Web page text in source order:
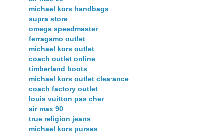
michael kors handbags
supra store
omega speedmaster
ferragamo outlet
michael kors outlet
coach outlet online
timberland boots
michael kors outlet clearance
coach factory outlet
louis vuitton pas cher
air max 90
true religion jeans
michael kors purses